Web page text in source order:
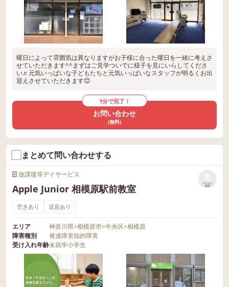
曜日によって雰囲気は異なりますがお子様に合った曜日を一緒に考えさ
せていただきます^^まずはご見学ついでに様子を見にいらしてくださ
い♬元気いっぱいな子どもたちと元気いっぱいなスタッフが明るくお出
迎えさせていただきます😊
1分で完了！
お問い合わせ
(無料)
まとめて問い合わせする
放課後等デイサービス
Apple Junior 相模原駅前教室
リストに
保存
空きあり 送迎あり
エリア 神奈川県>相模原市>中央区>相模原
障害種別
発達障害知的障害
受け入れ年齢未就学小学生